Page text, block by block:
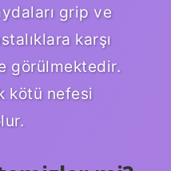
grip ve
karşı
görülmektedir.
kötü nefesi